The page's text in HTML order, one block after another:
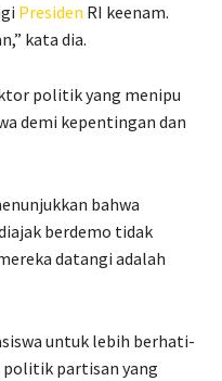
Presiden RI keenam.
kata dia.
politik yang menipu
demi kepentingan dan
bahwa
berdemo tidak
datangi adalah
untuk lebih berhati-
politik partisan yang